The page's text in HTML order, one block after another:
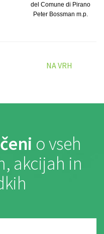
del Comune di Pirano
Peter Bossman m.p.
NA VRH
o vseh
akcijah in